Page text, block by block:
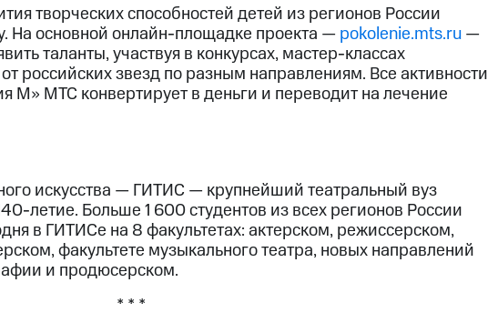
творческих способностей детей из регионов России
На основной онлайн-площадке проекта —pokolenie.mts.ru—
таланты, участвуя в конкурсах, мастер-классах
российских звезд по разным направлениям. Все активности
М» МТС конвертирует в деньги и переводит на лечение
искусства — ГИТИС — крупнейший театральный вуз
летие. Больше 1 600 студентов из всех регионов России
в ГИТИСе на 8 факультетах: актерском, режиссерском,
факультете музыкального театра, новых направлений
и продюсерском.
* * *